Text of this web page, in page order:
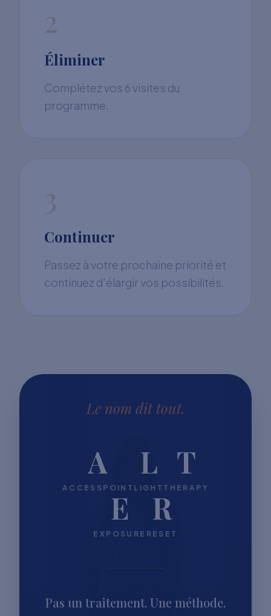
2
Éliminer
Complétez vos 6 visites du
programme.
3
Continuer
Passez à votre prochaine priorité et
continuez d'élargir vos possibilités.
Le nom dit tout.
A
ACCESSPOINT
L
LIGHT
T
THERAPY
E
EXPOSURE
R
RESET
Pas un traitement. Une méthode.